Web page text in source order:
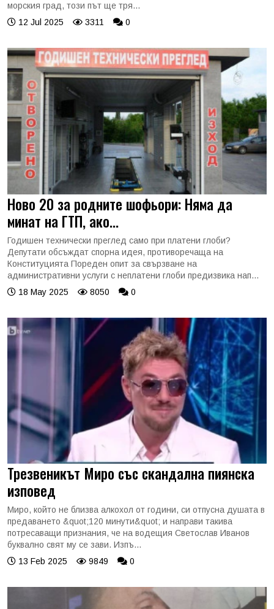
морския град, този път ще тря...
12 Jul 2025
3311 0
Ново 20 за родните шофьори: Няма да
минат на ГТП, ако...
Годишен технически преглед само при платени глоби?
Депутати обсъждат спорна идея, противоречаща на
Конституцията Пореден опит за свързване на
административни услуги с неплатени глоби предизвика нап...
18 May 2025
8050 0
Трезвеникът Миро със скандална пиянска
изповед
Миро, който не близва алкохол от години, си отпусна душата в
предаването &quot;120 минути&quot; и направи такива
потресаващи признания, че на водещия Светослав Иванов
буквално свят му се зави. Изпъ...
13 Feb 2025
9849 0